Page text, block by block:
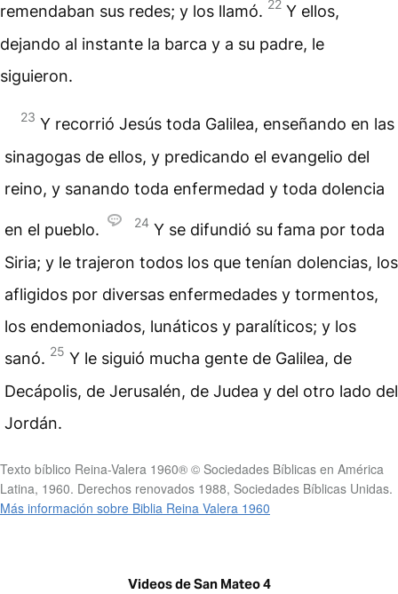
remendaban sus redes; y los llamó. 22 Y ellos,
dejando al instante la barca y a su padre, le
siguieron.
23 Y recorrió Jesús toda Galilea, enseñando en las
sinagogas de ellos, y predicando el evangelio del
reino, y sanando toda enfermedad y toda dolencia
en el pueblo. 24 Y se difundió su fama por toda
Siria; y le trajeron todos los que tenían dolencias, los
afligidos por diversas enfermedades y tormentos,
los endemoniados, lunáticos y paralíticos; y los
sanó. 25 Y le siguió mucha gente de Galilea, de
Decápolis, de Jerusalén, de Judea y del otro lado del
Jordán.
Texto bíblico Reina-Valera 1960® © Sociedades Bíblicas en América
Latina, 1960. Derechos renovados 1988, Sociedades Bíblicas Unidas.
Más información sobre Biblia Reina Valera 1960
Videos de San Mateo 4